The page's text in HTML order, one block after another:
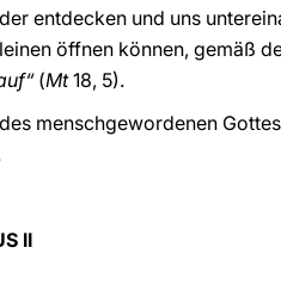
entdecken und uns
öffnen können, gemäß
(Mt18, 5).
menschgewordenen
II